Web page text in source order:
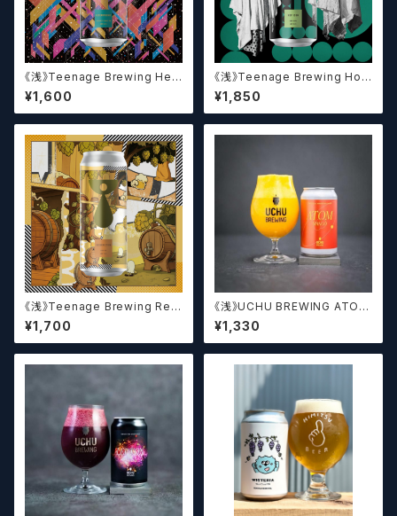
《浅》Teenage Brewing Het
erophonic // ヘテロフォニック
【クラフトビール】
¥1,600
《浅》Teenage Brewing Hop
Icon // ホップアイコン【クラフト
ビール】
¥1,850
《浅》Teenage Brewing Res
urrection // レザレクション【ク
ラフトビール】
¥1,700
《浅》UCHU BREWING ATOM
MANGO【クラフトビール】
¥1,330